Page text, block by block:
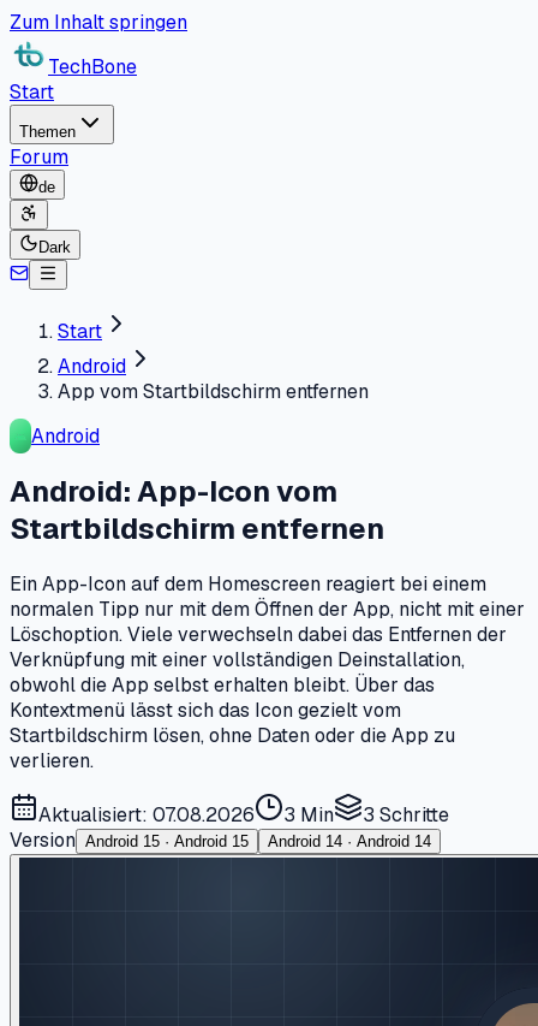
Zum Inhalt springen
TechBone
Start
Themen
Forum
de
Dark
Start
Android
App vom Startbildschirm entfernen
Android
Android: App-Icon vom
Startbildschirm entfernen
Ein App-Icon auf dem Homescreen reagiert bei einem
normalen Tipp nur mit dem Öffnen der App, nicht mit einer
Löschoption. Viele verwechseln dabei das Entfernen der
Verknüpfung mit einer vollständigen Deinstallation,
obwohl die App selbst erhalten bleibt. Über das
Kontextmenü lässt sich das Icon gezielt vom
Startbildschirm lösen, ohne Daten oder die App zu
verlieren.
Aktualisiert: 07.08.2026 3 Min 3 Schritte
Version Android 15 · Android 15 Android 14 · Android 14